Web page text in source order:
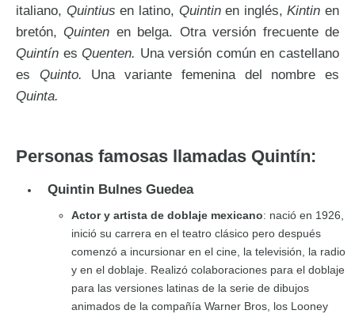
italiano, Quintius en latino, Quintinen inglés,Kintin en
bretón,Quinten en belga. Otra versión frecuente de
Quintín esQuenten. Una versión común en castellano
es Quinto. Una variante femenina del nombre es
Quinta.
Personas famosas llamadas Quintín:
Quintin Bulnes Guedea
Actor y artista de doblaje mexicano: nació en 1926,
inició su carrera en el teatro clásico pero después
comenzó a incursionar en el cine, la televisión, la radio
y en el doblaje. Realizó colaboraciones para el doblaje
para las versiones latinas de la serie de dibujos
animados de la compañía Warner Bros, los Looney